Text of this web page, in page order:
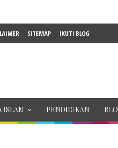
SITEMAP IKUTI BLOG
ISLAM PENDIDIKAN